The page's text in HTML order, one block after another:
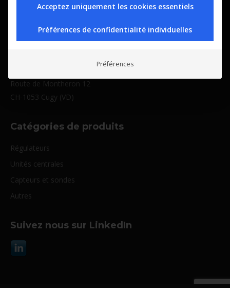
info@digitel.swiss
Route de Montheron 12
CH-1053 Cugy (VD)
Catégories de produits
Régulateurs
Unités centrales
Capteurs et sondes
Autres
Suivez nous sur LinkedIn
Acceptez uniquement les cookies essentiels
Préférences de confidentialité individuelles
Préférences